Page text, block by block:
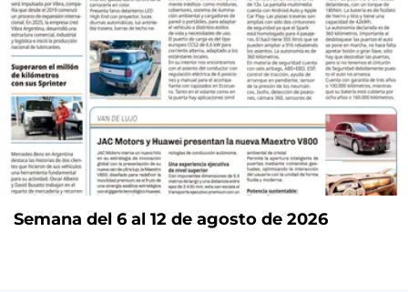
Semana del 6 al 12 de agosto de 2026